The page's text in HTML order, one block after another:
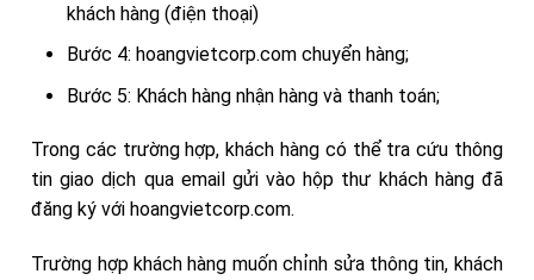
khách hàng (điện thoại)
Bước 4: hoangvietcorp.com chuyển hàng;
Bước 5: Khách hàng nhận hàng và thanh toán;
Trong các trường hợp, khách hàng có thể tra cứu thông
tin giao dịch qua email gửi vào hộp thư khách hàng đã
đăng ký với hoangvietcorp.com.
Trường hợp khách hàng muốn chỉnh sửa thông tin, khách